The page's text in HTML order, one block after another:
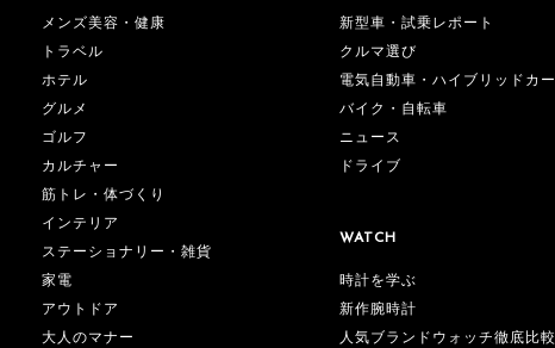
メンズ美容・健康
トラベル
ホテル
グルメ
ゴルフ
カルチャー
筋トレ・体づくり
インテリア
ステーショナリー・雑貨
家電
アウトドア
大人のマナー
新型車・試乗レポート
クルマ選び
電気自動車・ハイブリッドカー
バイク・自転車
ニュース
ドライブ
WATCH
時計を学ぶ
新作腕時計
人気ブランドウォッチ徹底比較